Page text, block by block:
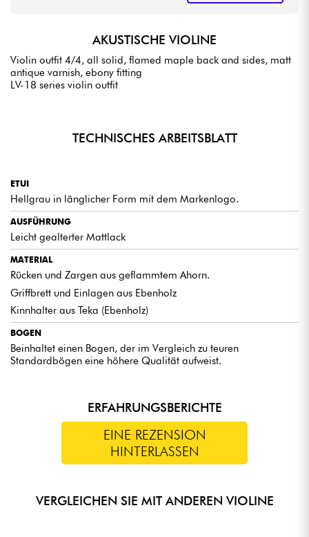
AKUSTISCHE VIOLINE
Violin outfit 4/4, all solid, flamed maple back and sides, matt
antique varnish, ebony fitting
LV-18 series violin outfit
TECHNISCHES ARBEITSBLATT
ETUI
Hellgrau in länglicher Form mit dem Markenlogo.
AUSFÜHRUNG
Leicht gealterter Mattlack
MATERIAL
Rücken und Zargen aus geflammtem Ahorn.
Griffbrett und Einlagen aus Ebenholz
Kinnhalter aus Teka (Ebenholz)
BOGEN
Beinhaltet einen Bogen, der im Vergleich zu teuren
Standardbögen eine höhere Qualität aufweist.
ERFAHRUNGSBERICHTE
EINE REZENSION
HINTERLASSEN
VERGLEICHEN SIE MIT ANDEREN VIOLINE